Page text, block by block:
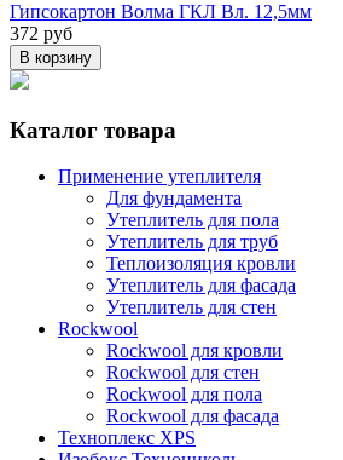
Гипсокартон Волма ГКЛ Вл. 12,5мм
372 руб
В корзину
Каталог товара
Применение утеплителя
Для фундамента
Утеплитель для пола
Утеплитель для труб
Теплоизоляция кровли
Утеплитель для фасада
Утеплитель для стен
Rockwool
Rockwool для кровли
Rockwool для стен
Rockwool для пола
Rockwool для фасада
Техноплекс XPS